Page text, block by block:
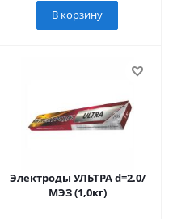
В корзину
Электроды УЛЬТРА d=2.0/
МЭЗ (1,0кг)